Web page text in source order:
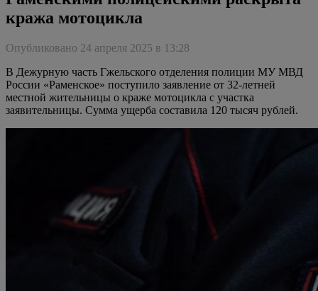
кража мотоцикла
Опубликовано 24 апреля 2025 в 13:28
В Дежурную часть Гжельского отделения полиции МУ МВД
России «Раменское» поступило заявление от 32-летней
местной жительницы о краже мотоцикла с участка
заявительницы. Сумма ущерба составила 120 тысяч рублей.